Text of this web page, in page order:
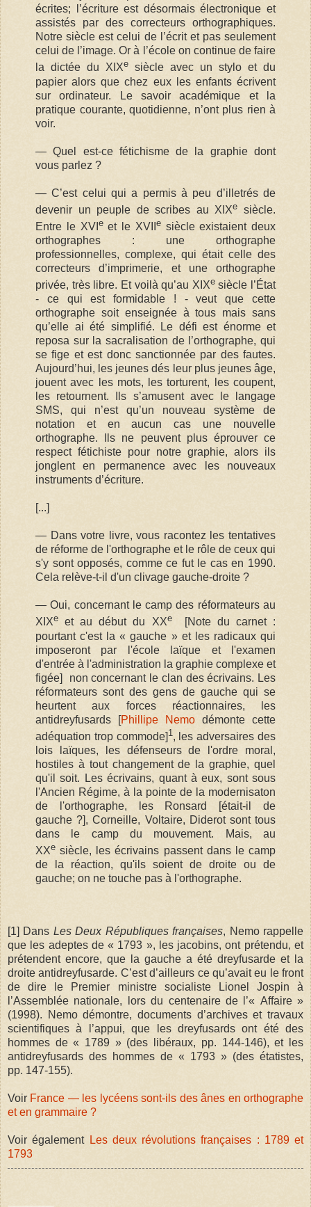
écrites; l’écriture est désormais électronique et
assistés par des correcteurs orthographiques.
Notre siècle est celui de l’écrit et pas seulement
celui de l’image. Or à l’école on continue de faire
la dictée du XIXe siècle avec un stylo et du
papier alors que chez eux les enfants écrivent
sur ordinateur. Le savoir académique et la
pratique courante, quotidienne, n’ont plus rien à
voir.
— Quel est-ce fétichisme de la graphie dont
vous parlez ?
— C’est celui qui a permis à peu d’illetrés de
devenir un peuple de scribes au XIXe siècle.
Entre le XVI eet le XVII esiècle existaient deux
orthographes : une orthographe
professionnelles, complexe, qui était celle des
correcteurs d’imprimerie, et une orthographe
privée, très libre. Et voilà qu’au XIXesiècle l’État
- ce qui est formidable ! - veut que cette
orthographe soit enseignée à tous mais sans
qu’elle ai été simplifié. Le défi est énorme et
reposa sur la sacralisation de l’orthographe, qui
se fige et est donc sanctionnée par des fautes.
Aujourd’hui, les jeunes dés leur plus jeunes âge,
jouent avec les mots, les torturent, les coupent,
les retournent. Ils s’amusent avec le langage
SMS, qui n’est qu’un nouveau système de
notation et en aucun cas une nouvelle
orthographe. Ils ne peuvent plus éprouver ce
respect fétichiste pour notre graphie, alors ils
jonglent en permanence avec les nouveaux
instruments d’écriture.
[...]
— Dans votre livre, vous racontez les tentatives
de réforme de l'orthographe et le rôle de ceux qui
s'y sont opposés, comme ce fut le cas en 1990.
Cela relève-t-il d'un clivage gauche-droite ?
— Oui, concernant le camp des réformateurs au
XIXe et au début du XXe[Note du carnet :
pourtant c'est la « gauche » et les radicaux qui
imposeront par l'école laïque et l'examen
d'entrée à l'administration la graphie complexe et
figée] non concernant le clan des écrivains. Les
réformateurs sont des gens de gauche qui se
heurtent aux forces réactionnaires, les
antidreyfusards [Phillipe Nemo démonte cette
adéquation trop commode]1, les adversaires des
lois laïques, les défenseurs de l'ordre moral,
hostiles à tout changement de la graphie, quel
qu'il soit. Les écrivains, quant à eux, sont sous
l'Ancien Régime, à la pointe de la modernisaton
de l'orthographe, les Ronsard [était-il de
gauche ?], Corneille, Voltaire, Diderot sont tous
dans le camp du mouvement. Mais, au
XXe siècle, les écrivains passent dans le camp
de la réaction, qu'ils soient de droite ou de
gauche; on ne touche pas à l'orthographe.
[1] Dans Les Deux Républiques françaises, Nemo rappelle
que les adeptes de « 1793 », les jacobins, ont prétendu, et
prétendent encore, que la gauche a été dreyfusarde et la
droite antidreyfusarde. C’est d’ailleurs ce qu’avait eu le front
de dire le Premier ministre socialiste Lionel Jospin à
l’Assemblée nationale, lors du centenaire de l’« Affaire »
(1998). Nemo démontre, documents d’archives et travaux
scientifiques à l’appui, que les dreyfusards ont été des
hommes de « 1789 » (des libéraux, pp. 144-146), et les
antidreyfusards des hommes de « 1793 » (des étatistes,
pp. 147-155).
Voir France — les lycéens sont-ils des ânes en orthographe
et en grammaire ?
Voir également Les deux révolutions françaises : 1789 et
1793